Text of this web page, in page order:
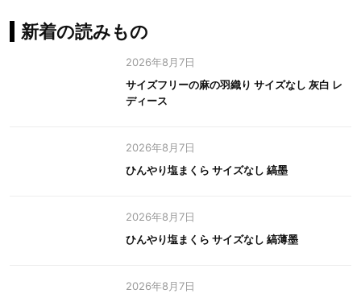
新着の読みもの
2026年8月7日
サイズフリーの麻の羽織り サイズなし 灰白 レ
ディース
2026年8月7日
ひんやり塩まくら サイズなし 縞墨
2026年8月7日
ひんやり塩まくら サイズなし 縞薄墨
2026年8月7日